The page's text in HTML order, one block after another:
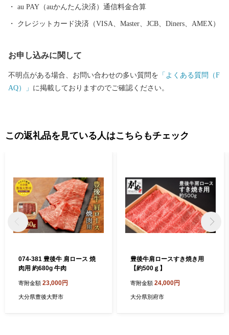
au PAY（auかんたん決済）通信料金合算
クレジットカード決済（VISA、Master、JCB、Diners、AMEX）
お申し込みに関して
不明点がある場合、お問い合わせの多い質問を 「よくある質問（F
AQ）」 に掲載しておりますのでご確認ください。
この返礼品を見ている人はこちらもチェック
074-381 豊後牛 肩ロース 焼
肉用 約680g 牛肉
寄附金額 23,000円
大分県豊後大野市
豊後牛肩ロースすき焼き用
【約500ｇ】
寄附金額 24,000円
大分県別府市